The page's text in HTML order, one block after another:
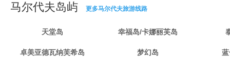
马尔代夫岛屿 更多马尔代夫旅游线路
天堂岛 幸福岛/卡娜丽芙岛
卓美亚德瓦纳芙希岛 梦幻岛